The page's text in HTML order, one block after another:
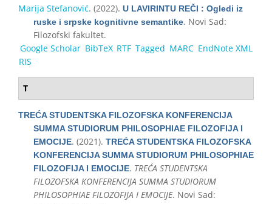
Marija Stefanović. (2022). U LAVIRINTU REČI : Ogledi iz
ruske i srpske kognitivne semantike. Novi Sad:
Filozofski fakultet.
Google Scholar BibTeX RTF Tagged MARC EndNote XML
RIS
T
TREĆA STUDENTSKA FILOZOFSKA KONFERENCIJA
SUMMA STUDIORUM PHILOSOPHIAE FILOZOFIJA I
EMOCIJE. (2021). TREĆA STUDENTSKA FILOZOFSKA
KONFERENCIJA SUMMA STUDIORUM PHILOSOPHIAE
FILOZOFIJA I EMOCIJE. TREĆA STUDENTSKA
FILOZOFSKA KONFERENCIJA SUMMA STUDIORUM
PHILOSOPHIAE FILOZOFIJA I EMOCIJE. Novi Sad: